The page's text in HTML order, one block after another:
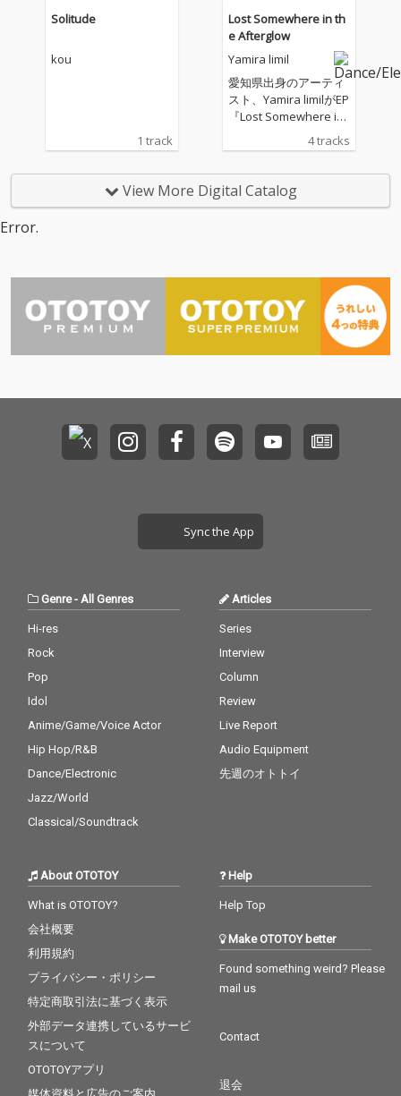
Solitude
kou
1 track
Lost Somewhere in th
e Afterglow
Yamira limil
愛知県出身のアーティ
スト、Yamira limilがEP
『Lost Somewhere in t
he Afterglow』をリリ
ース。 本作は、日常の
や言葉を、ボタニカと
いう自然的なモチーフ
まり、時間の経過とと
もに輪郭を帯びながら
鮮明になっていく構成
を採用。タイトルの『L
ost Somewhere in the
かに描き出している。
4 tracks
View More Digital Catalog
Error.
Sync the App
Genre- All Genres
Hi-res
Rock
Pop
Idol
Anime/Game/Voice Actor
Hip Hop/R&B
Dance/Electronic
Jazz/World
Classical/Soundtrack
Articles
Series
Interview
Column
Review
Live Report
Audio Equipment
先週のオトトイ
About OTOTOY
What is OTOTOY?
会社概要
利用規約
プライバシー・ポリシー
特定商取引法に基づく表示
外部データ連携しているサービ
スについて
OTOTOYアプリ
Help
Help Top
Make OTOTOY better
Found something weird? Please
mail us
Contact
退会